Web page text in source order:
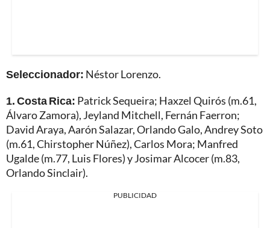
Seleccionador: Néstor Lorenzo.
1. Costa Rica: Patrick Sequeira; Haxzel Quirós (m.61,
Álvaro Zamora), Jeyland Mitchell, Fernán Faerron;
David Araya, Aarón Salazar, Orlando Galo, Andrey Soto
(m.61, Chirstopher Núñez), Carlos Mora; Manfred
Ugalde (m.77, Luis Flores) y Josimar Alcocer (m.83,
Orlando Sinclair).
PUBLICIDAD